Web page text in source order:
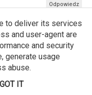
Odpowiedz
odwiedza to
to deliver its services
and user-agent are
and security
generate usage
abuse.
GOT IT